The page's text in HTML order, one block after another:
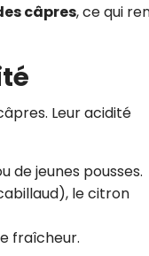
câpres, ce qui
Leur acidité
de jeunes pousses.
le citron
fraîcheur.